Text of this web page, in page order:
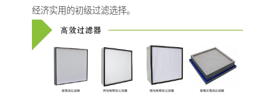
经济实用的初级过滤选择。